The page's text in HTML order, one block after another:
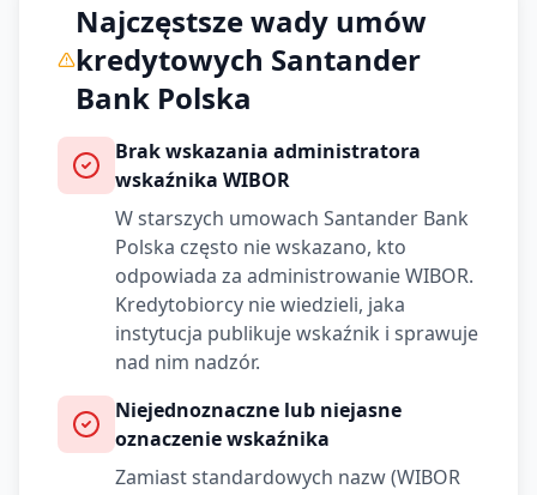
Najczęstsze wady umów
kredytowych Santander
Bank Polska
Brak wskazania administratora
wskaźnika WIBOR
W starszych umowach Santander Bank
Polska często nie wskazano, kto
odpowiada za administrowanie WIBOR.
Kredytobiorcy nie wiedzieli, jaka
instytucja publikuje wskaźnik i sprawuje
nad nim nadzór.
Niejednoznaczne lub niejasne
oznaczenie wskaźnika
Zamiast standardowych nazw (WIBOR